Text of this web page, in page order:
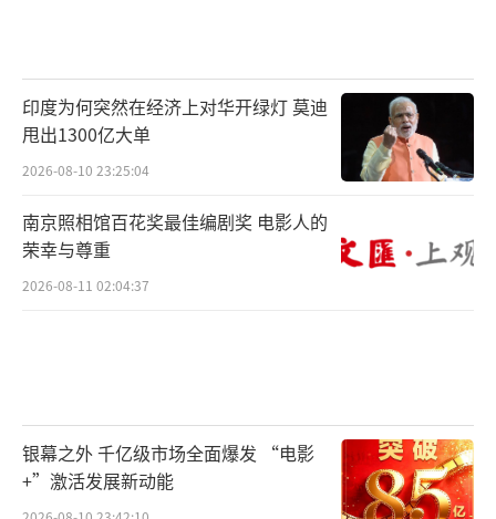
印度为何突然在经济上对华开绿灯 莫迪
甩出1300亿大单
2026-08-10 23:25:04
南京照相馆百花奖最佳编剧奖 电影人的
荣幸与尊重
2026-08-11 02:04:37
银幕之外 千亿级市场全面爆发 “电影
+”激活发展新动能